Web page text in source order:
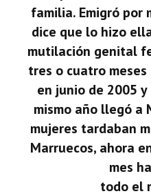
familia. Emigró por
dice que lo hizo
mutilación genital
tres o cuatro
en junio de 2005
mismo año llegó a
mujeres tardaban
Marruecos, ahora
mes
todo el